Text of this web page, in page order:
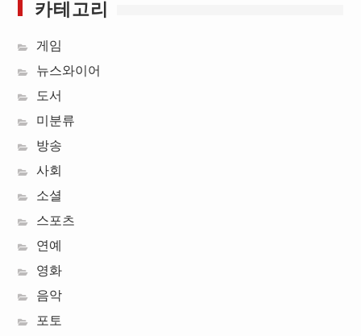
카테고리
게임
뉴스와이어
도서
미분류
방송
사회
소셜
스포츠
연예
영화
음악
포토